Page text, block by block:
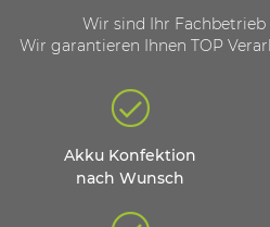
Wir sind Ihr Fachbetrieb
Wir garantieren Ihnen TOP
Akku Konfektion
nach Wunsch